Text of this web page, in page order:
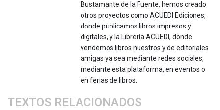
Bustamante de la Fuente, hemos creado
otros proyectos como ACUEDI Ediciones,
donde publicamos libros impresos y
digitales, y la Librería ACUEDI, donde
vendemos libros nuestros y de editoriales
amigas ya sea mediante redes sociales,
mediante esta plataforma, en eventos o
en ferias de libros.
TEXTOS RELACIONADOS